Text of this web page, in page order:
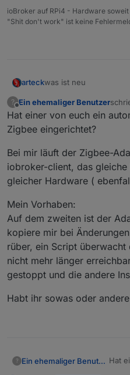
Gruppen ohne
Woran könnte das
ioBroker auf RPi4 - Hardware
"Shit don't work" ist keine
arteckwas ist neu
@Ilya : man kann
Geräte
@ Asgothian
@ arteck Geräte
gezogen werden
sind
Datenpunkte wenn
so uns nu lassen die
@Nachtragda es hier
ALLE Geräte erstmal
Kacheln.. nach dem
) geht die Link
lifert. bleibt die Link
nicht, dass kann
ausser
die
batteriebenen
melden. das dauert da
per drücken des
?
Offline
Ein ehemaliger Benutzer
Hat einer von euch ein
Zigbee eingerichtet?
Bei mir läuft der Zigbee-
iobroker-client, das
gleicher Hardware (
Mein Vorhaben:
Auf dem zweiten ist der
kopiere mir bei
rüber, ein Script
nicht mehr länger
gestoppt und die andere
Habt ihr sowas oder
? Ein ehemaliger Benutzer Hat